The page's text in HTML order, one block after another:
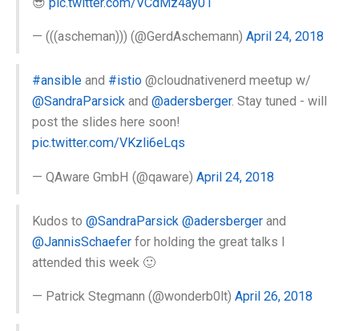
— (((ascheman))) (@GerdAschemann)April 24, 2018
#ansible and #istio @cloudnativenerd meetup w/
@SandraParsick and@adersberger. Stay tuned - will
post the slides here soon!
pic.twitter.com/VKzli6eLqs
— QAware GmbH (@qaware)April 24, 2018
Kudos to@SandraParsick @adersberger and
@JannisSchaefer for holding the great talks I
attended this week 🙂
— Patrick Stegmann (@wonderb0lt)April 26, 2018